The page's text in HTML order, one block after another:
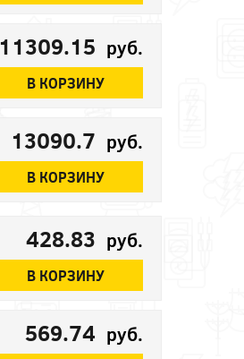
11309.15 руб.
В КОРЗИНУ
13090.7 руб.
В КОРЗИНУ
428.83 руб.
В КОРЗИНУ
569.74 руб.